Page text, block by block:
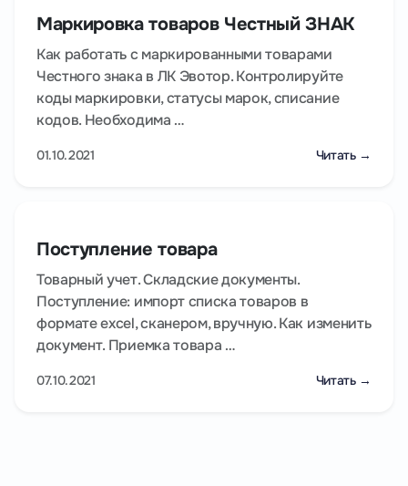
Маркировка товаров Честный ЗНАК
Как работать с маркированными товарами
Честного знака в ЛК Эвотор. Контролируйте
коды маркировки, статусы марок, списание
кодов. Необходима …
01.10.2021 Читать →
Поступление товара
Товарный учет. Складские документы.
Поступление: импорт списка товаров в
формате excel, сканером, вручную. Как изменить
документ. Приемка товара …
07.10.2021 Читать →